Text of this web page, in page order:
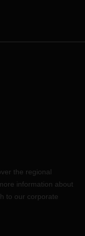
the regional
information about
to our corporate